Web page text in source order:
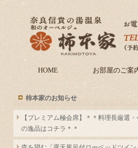
HOME お部屋のご案
柿本家のお知らせ
【プレミアム極会席】＊＊料理長厳選・
の逸品はコチラ＊＊